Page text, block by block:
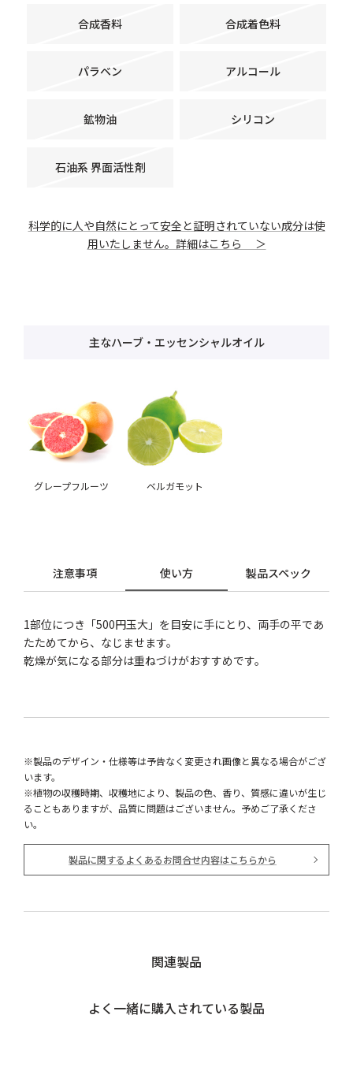
合成香料 合成着色料
パラベン アルコール
鉱物油 シリコン
石油系 界面活性剤
科学的に人や自然にとって安全と証明されていない成分は使
用いたしません。詳細はこちら ＞
主なハーブ・エッセンシャルオイル
グレープフルーツ ベルガモット
注意事項 使い方 製品スペック
1部位につき「500円玉大」を目安に手にとり、両手の平であ
たためてから、なじませます。
乾燥が気になる部分は重ねづけがおすすめです。
※製品のデザイン・仕様等は予告なく変更され画像と異なる場合がござ
います。
※植物の収穫時期、収穫地により、製品の色、香り、質感に違いが生じ
ることもありますが、品質に問題はございません。予めご了承くださ
い。
製品に関するよくあるお問合せ内容はこちらから
関連製品
よく一緒に購入されている製品